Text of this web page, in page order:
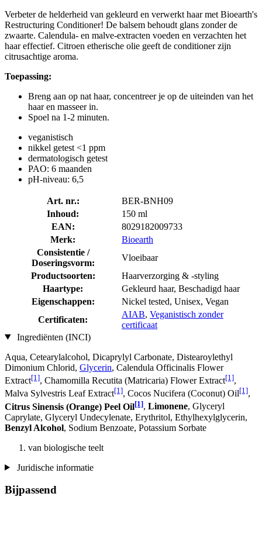
Verbeter de helderheid van gekleurd en verwerkt haar met Bioearth's
Restructuring Conditioner! De balsem behoudt glans zonder de
zwaarte. Calendula- en malve-extracten voeden en verzachten het
haar effectief. Citroen etherische olie geeft de conditioner zijn
citrusachtige aroma.
Toepassing:
Breng aan op nat haar, concentreer je op de uiteinden van het
haar en masseer in.
Spoel na 1-2 minuten.
veganistisch
nikkel getest <1 ppm
dermatologisch getest
PAO: 6 maanden
pH-niveau: 6,5
Art. nr.:
BER-BNH09
Inhoud:
150 ml
EAN:
8029182009733
Merk:
Bioearth
Consistentie /
Doseringsvorm:
Vloeibaar
Productsoorten:
Haarverzorging & -styling
Haartype:
Gekleurd haar, Beschadigd haar
Eigenschappen:
Nickel tested, Unisex, Vegan
Certificaten:
AIAB, Veganistisch zonder
certificaat
Ingrediënten (INCI)
Aqua, Cetearylalcohol, Dicaprylyl Carbonate, Distearoylethyl
Dimonium Chlorid, Glycerin, Calendula Officinalis Flower
Extract[1], Chamomilla Recutita (Matricaria) Flower Extract[1],
Malva Sylvestris Leaf Extract[1], Cocos Nucifera (Coconut) Oil[1],
Citrus Sinensis (Orange) Peel Oil[1], Limonene, Glyceryl
Caprylate, Glyceryl Undecylenate, Erythritol, Ethylhexylglycerin,
Benzyl Alcohol, Sodium Benzoate, Potassium Sorbate
van biologische teelt
Juridische informatie
Bijpassend